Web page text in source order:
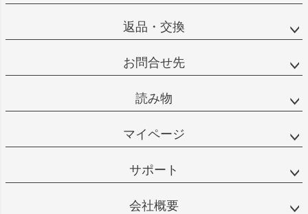
返品・交換
お問合せ先
読み物
マイページ
サポート
会社概要